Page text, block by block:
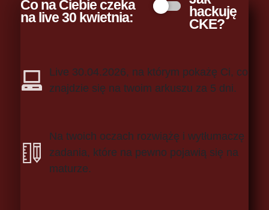
Co na Ciebie czeka
na live 30 kwietnia:
hackuję
CKE?
Live 30.04.2026, na którym pokażę Ci, co
znajdzie się na twoim arkuszu za 5 dni.
Na twoich oczach rozwiążę i wytłumaczę
zadania, które na pewno pojawią się na
maturze.